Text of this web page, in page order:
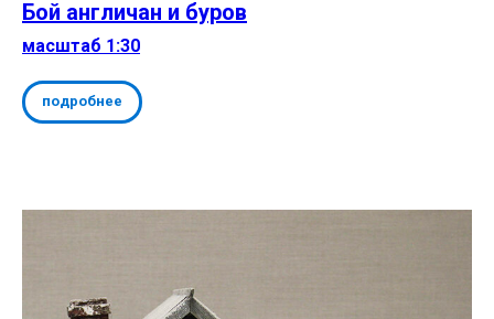
Бой англичан и буров
масштаб 1:30
подробнее